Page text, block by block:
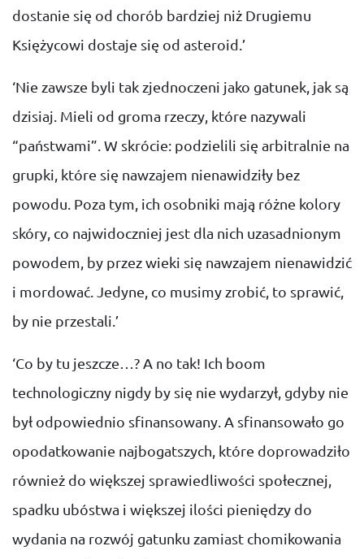
dostanie się od chorób bardziej niż Drugiemu
Księżycowi dostaje się od asteroid.’
‘Nie zawsze byli tak zjednoczeni jako gatunek, jak są
dzisiaj. Mieli od groma rzeczy, które nazywali
“państwami”. W skrócie: podzielili się arbitralnie na
grupki, które się nawzajem nienawidziły bez
powodu. Poza tym, ich osobniki mają różne kolory
skóry, co najwidoczniej jest dla nich uzasadnionym
powodem, by przez wieki się nawzajem nienawidzić
i mordować. Jedyne, co musimy zrobić, to sprawić,
by nie przestali.’
‘Co by tu jeszcze…? A no tak! Ich boom
technologiczny nigdy by się nie wydarzył, gdyby nie
był odpowiednio sfinansowany. A sfinansowało go
opodatkowanie najbogatszych, które doprowadziło
również do większej sprawiedliwości społecznej,
spadku ubóstwa i większej ilości pieniędzy do
wydania na rozwój gatunku zamiast chomikowania